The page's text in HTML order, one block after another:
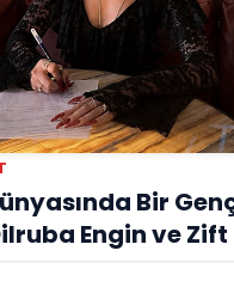
Bir
Engin ve Zift